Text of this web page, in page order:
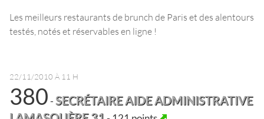
Les meilleurs restaurants de brunch de Paris et des alentours
testés, notés et réservables en ligne !
22/11/2010 À 11 H
380-SECRÉTAIRE AIDE ADMINISTRATIVE